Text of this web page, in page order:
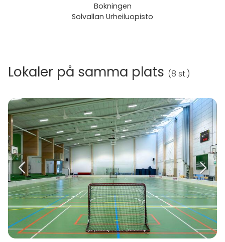
Bokningen
Solvallan Urheiluopisto
Lokaler på samma plats (8 st.)